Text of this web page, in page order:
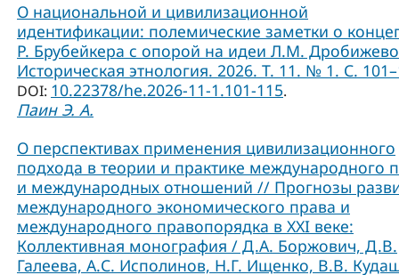
О национальной и цивилизационной
идентификации: полемические заметки о
Р. Брубейкера с опорой на идеи Л.М.
Историческая этнология. 2026. Т. 11. № 1. С.
DOI: 10.22378/he.2026-11-1.101-115.
Паин Э. А.
О перспективах применения цивилизационного
подхода в теории и практике международного
и международных отношений // Прогнозы
международного экономического права и
международного правопорядка в XXI веке:
Коллективная монография / Д.А. Боржович, Д.В.
Галеева, А.С. Исполинов, Н.Г. Ищенко, В.В.